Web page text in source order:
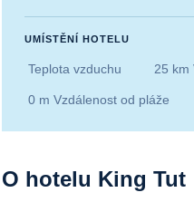
UMÍSTĚNÍ HOTELU
Teplota vzduchu 25 km
0 m Vzdálenost od pláže
O hotelu King Tut